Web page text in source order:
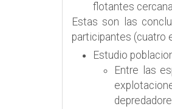
flotantes
Estas son las
participantes (cuatro
Estudio
Entre las